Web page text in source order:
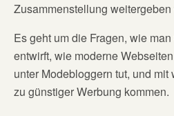
Zusammenstellung
Es geht um die Fragen, wie
entwirft, wie moderne
unter Modebloggern tut, und
zu günstiger Werbung kommen.